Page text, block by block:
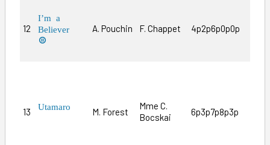
12
I’m a
Believer

A. Pouchin F. Chappet 4p2p6p0p0p
13
Utamaro
M. Forest
Mme C.
Bocskai
6p3p7p8p3p